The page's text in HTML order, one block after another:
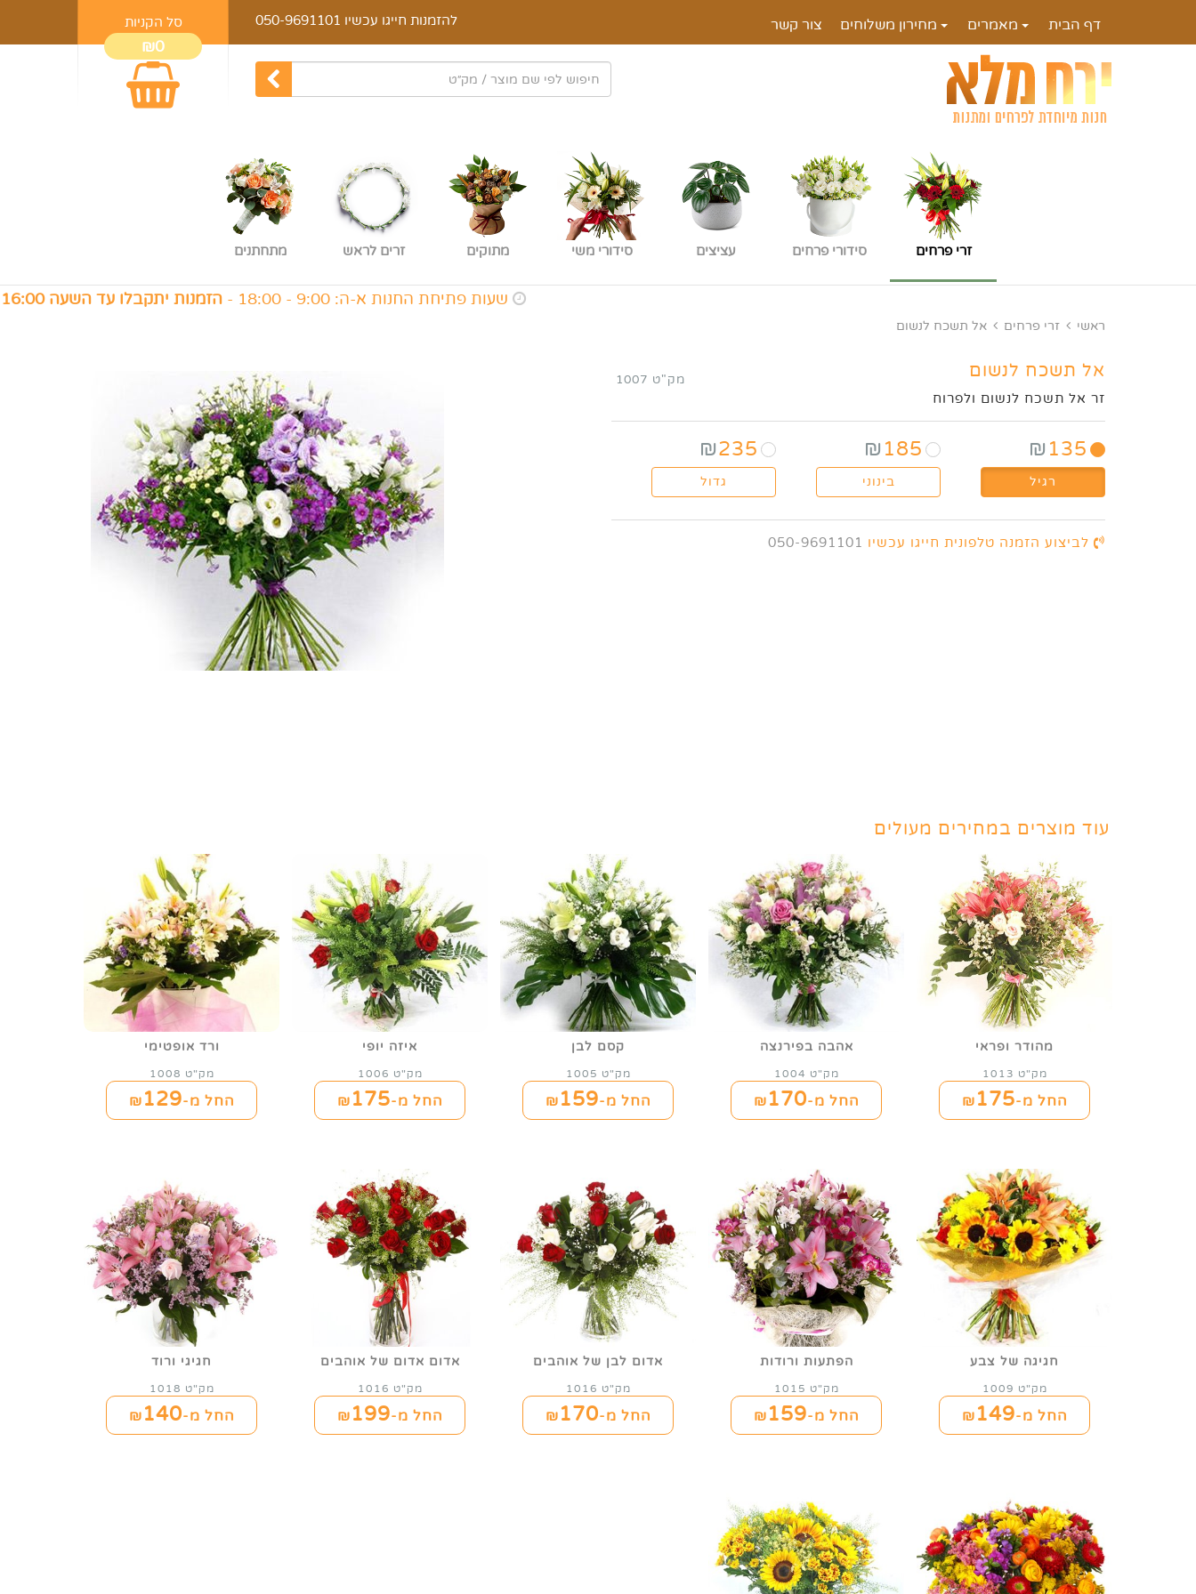
סל הקניות
₪0
להזמנות חייגו עכשיו 050-9691101 דף הבית מאמרים מחירון משלוחים צור קשר
זרי פרחים סידורי פרחים עציצים סידורי משי מתוקים זרים לראש מתחתנים
שעות פתיחת החנות א-ה: 9:00 - 18:00 - הזמנות יתקבלו עד השעה 16:00 , ו׳: 9:00 - 14:00 -
ראשי זרי פרחים אל תשכח לנשום
אל תשכח לנשום מק"ט 1007
זר אל תשכח לנשום ולפרוח
₪ 135
₪ 185
₪235
רגיל בינוני גדול
לביצוע הזמנה טלפונית חייגו עכשיו 050-9691101
עוד מוצרים במחירים מעולים
מהודר ופראי
מק"ט 1013
החל מ-₪175
אהבה בפירנצה
מק"ט 1004
החל מ-₪170
קסם לבן
מק"ט 1005
החל מ-₪159
איזה יופי
מק"ט 1006
החל מ-₪175
ורד אופטימי
מק"ט 1008
החל מ-₪129
חגיגה של צבע
מק"ט 1009
החל מ-₪149
הפתעות ורודות
מק"ט 1015
החל מ-₪159
אדום לבן של אוהבים
מק"ט 1016
החל מ-₪170
אדום אדום של אוהבים
מק"ט 1016
החל מ-₪199
חגיגי ורוד
מק"ט 1018
החל מ-₪140